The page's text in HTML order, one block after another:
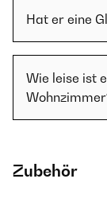
Hat er eine
Wie leise ist
Zubehör